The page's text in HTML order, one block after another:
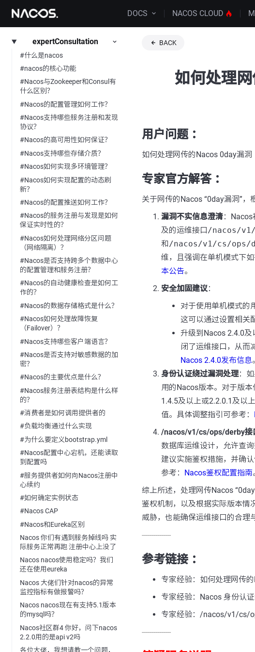
DOCS NACOS CLOUD
expertConsultation
#什么是nacos
#nacos的核心功能
#Nacos与Zookeeper和Consul有
什么区别？
#Nacos的配置管理如何工作？
#Nacos支持哪些服务注册和发现
协议？
#Nacos的高可用性如何保证？
#Nacos支持哪些存储介质？
#Nacos如何实现多环境管理？
#Nacos如何实现配置的动态刷
新？
#Nacos的配置推送如何工作？
#Nacos的服务注册与发现是如何
保证实时性的？
#Nacos如何处理网络分区问题
（网络隔离）？
#Nacos是否支持跨多个数据中心
的配置管理和服务注册？
#Nacos的自动健康检查是如何工
作的？
#Nacos的数据存储格式是什么？
#Nacos如何处理故障恢复
（Failover）？
#Nacos支持哪些客户端语言？
#Nacos是否支持对敏感数据的加
密？
#Nacos的主要优点是什么？
#Nacos服务注册表结构是什么样
的？
#消费者是如何调用提供者的
#负载均衡通过什么实现
#为什么要定义bootstrap.yml
#Nacos配置中心宕机，还能读取
到配置吗
#服务提供者如何向Nacos注册中
心续约
#如何确定实例状态
#Nacos CAP
#Nacos和Eureka区别
Nacos 你们有遇到服务掉线吗 实
际服务正常再跑 注册中心上没了
Nacos nacos使用稳定吗？我们
还在使用eureka
Nacos 大佬们针对nacos的异常
监控指标有做报警吗？
Nacos nacos现在有支持5.1版本
的mysql吗？
Nacos社区群4 你好，问下nacos
2.2.0用的是api v2吗
各位大佬，我想请教一个问题，
BACK
如何处理
用户问题 ：
如何处理网传的Nacos 0day漏洞
专家官方解答 ：
关于网传的Nacos “0day漏洞”，
漏洞不实信息澄清：Nacos
及的运维接口/nacos/
和/nacos/v1/cs/ops/
维，且强调在单机模式下
本公告。
安全加固建议：
对于使用单机模式的
这可以通过设置相关
升级到Nacos 2.4.0
闭了运维接口，从而
Nacos 2.4.0发布信息。
身份认证绕过漏洞处理：
用的Nacos版本。对于版本
1.4.5及以上或2.2.0.1及以
值。具体调整指引可参考：
/nacos/v1/cs/ops/derby接
数据库运维设计，允许查
建议实施鉴权措施，并确
参考： Nacos鉴权配置指南
综上所述，处理网传Nacos
鉴权机制，以及根据实际版本情
威胁，也能确保运维接口的合理
---------------
参考链接 ：
专家经验：如何处理网传
专家经验：Nacos 身份认
专家经验：/nacos/v1/cs/
---------------